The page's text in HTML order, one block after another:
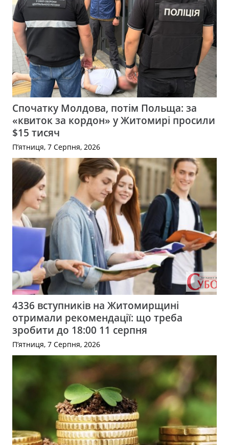
Спочатку Молдова, потім Польща: за
«квиток за кордон» у Житомирі просили
$15 тисяч
П’ятниця, 7 Серпня, 2026
4336 вступників на Житомирщині
отримали рекомендації: що треба
зробити до 18:00 11 серпня
П’ятниця, 7 Серпня, 2026